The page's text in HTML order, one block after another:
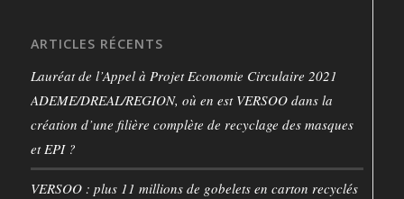
ARTICLES RÉCENTS
Lauréat de l’Appel à Projet Economie Circulaire 2021
ADEME/DREAL/REGION, où en est VERSOO dans la
création d’une filière complète de recyclage des masques
et EPI ?
VERSOO : plus 11 millions de gobelets en carton recyclés